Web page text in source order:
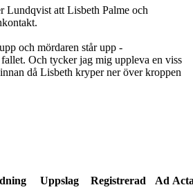
Lundqvist att Lisbeth Palme och
och mördaren står upp -
Och tycker jag mig uppleva en viss
då Lisbeth kryper ner över kroppen
Uppslag Registrerad Ad